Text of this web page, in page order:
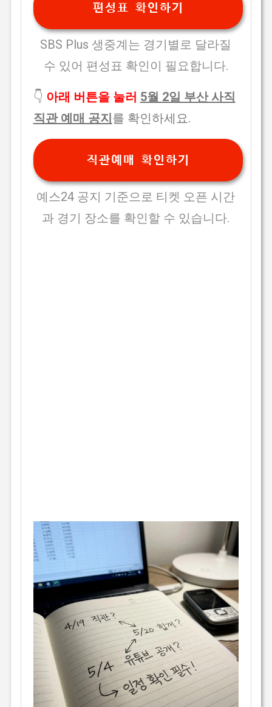
편성표 확인하기
SBS Plus 생중계는 경기별로 달라질
수 있어 편성표 확인이 필요합니다.
👇 아래 버튼을 눌러 5월 2일 부산 사직
직관 예매 공지를 확인하세요.
직관예매 확인하기
예스24 공지 기준으로 티켓 오픈 시간
과 경기 장소를 확인할 수 있습니다.